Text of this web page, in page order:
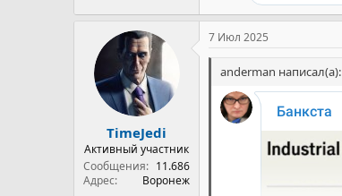
TimeJedi
Активный участник
Сообщения
11.686
Адрес
Воронеж
7 Июл 2025
anderman написал(а):